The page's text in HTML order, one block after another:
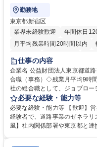
勤務地
東京都新宿区
業界未経験歓迎
年間休日
月平均残業時間20時間以内
研修あり
退職金あり
駅近5分以内
資格取得手当
仕事の内容
企業名 公益財団法人東京都道路整備保全公社 求
合職（事務）◇残業月平均9時間未満
社の総合職として、ジョブロ
等のフロント部門の部署等幅広
制度やキャリア支援が充実しておりま
管理部門：広報、人事、経理
門：駐車場の新規開拓、管理
必要な経験・能力等
必要な経験・能力等 【歓迎】
経験者で、道路事業のゼネラ
風】社内関係部署や東京都と